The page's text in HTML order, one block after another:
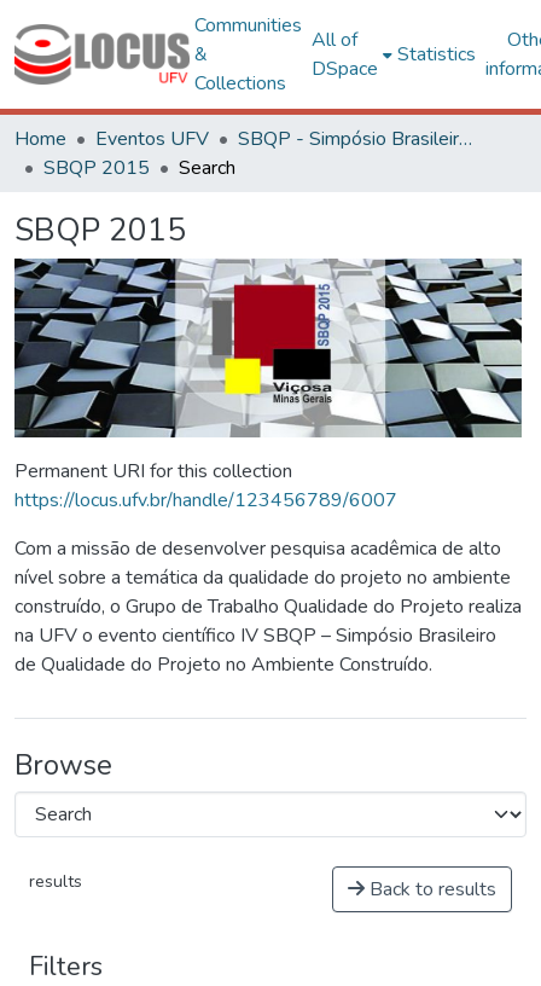
Communities
&
Collections
All of
DSpace
Statistics
Home Eventos UFV
SBQP - Simpósio Brasileiro de Qualidade do Projeto no Ambiente Construído
SBQP 2015
Search
SBQP 2015
Permanent URI for this collection
https://locus.ufv.br/handle/123456789/6007
Com a missão de desenvolver pesquisa acadêmica de alto
nível sobre a temática da qualidade do projeto no ambiente
construído, o Grupo de Trabalho Qualidade do Projeto realiza
na UFV o evento científico IV SBQP – Simpósio Brasileiro
de Qualidade do Projeto no Ambiente Construído.
Browse
results Back to results
Filters